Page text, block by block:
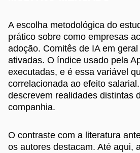
A escolha metodológica do
prático sobre como empresas
adoção. Comitês de IA em
ativadas. O índice usado pela
executadas, e é essa variável
correlacionada ao efeito
descrevem realidades distintas
companhia.
O contraste com a literatura
os autores destacam. Até aqui,